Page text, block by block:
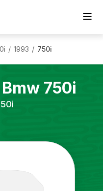
/ 1993 / 750i
Bmw 750i